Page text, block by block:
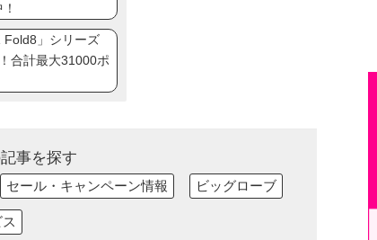
Fold8」シリーズ
合計最大31000ポ
事を探す
セール・キャンペーン情報 ビッグローブ